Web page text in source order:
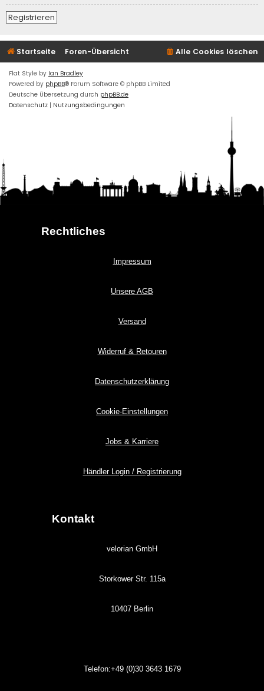
Registrieren
Startseite Foren-Übersicht Alle Cookies löschen
Flat Style by Ian Bradley
Powered by phpBB® Forum Software © phpBB Limited
Deutsche Übersetzung durch phpBB.de
Datenschutz | Nutzungsbedingungen
Rechtliches
Impressum
Unsere AGB
Versand
Widerruf & Retouren
Datenschutzerklärung
Cookie-Einstellungen
Jobs & Karriere
Händler Login / Registrierung
Kontakt
velorian GmbH
Storkower Str. 115a
10407 Berlin
Telefon:+49 (0)3036431679